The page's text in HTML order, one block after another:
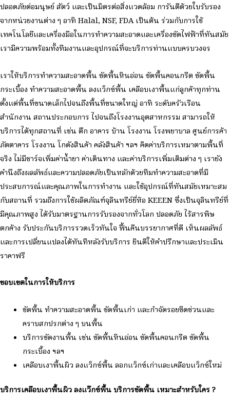
ปลอดภัยต่อมนุษย์ สัตว์ และเป็นมิตรต่อสิ่งแวดล้อม การันตีด้วยใบรับรอง
จากหน่วยงานต่าง ๆ อาทิ Halal, NSF, FDA เป็นต้น ร่วมกับการใช้
เทคโนโลยีและเครื่องมือในการทำความสะอาดและเครื่องขัดไฟฟ้าที่ทันสมัย
เรามีความพร้อมทั้งทีมงานและอุปกรณ์ที่จะบริการท่านแบบครบวงจร
เราให้บริการทำความสะอาดพื้น ขัดพื้นหินอ่อน ขัดพื้นคอนกรีต ขัดพื้น
กระเบื้อง ทำความสะอาดพื้น ลงแว็กซ์พื้น เคลือบเงาพื้นแก่ลูกค้าทุกท่าน
ตั้งแต่พื้นที่ขนาดเล็กไปจนถึงพื้นที่ขนาดใหญ่ อาทิ ระดับครัวเรือน
สำนักงาน สถานประกอบการ ไปจนถึงโรงงานอุตสาหกรรม สามารถให้
บริการได้ทุกสถานที่ เช่น ตึก อาคาร บ้าน โรงงาน โรงพยาบาล ศูนย์การค้า
ภัตตาคาร โรงงาน โกดังสินค้า คลังสินค้า ฯลฯ คิดค่าบริการเหมาตามพื้นที่
จริง ไม่มีชาร์จเพิ่มค่าน้ำยา ค่าเดินทาง และค่าบริการเพิ่มเติมต่าง ๆ เรายัง
คำนึงถึงผลลัพธ์และความปลอดภัยเป็นหลักด้วยทีมทำความสะอาดที่มี
ประสบการณ์และคุณภาพในการทำงาน และใช้อุปกรณ์ที่ทันสมัยเหมาะสม
กับสถานที่ รวมถึงการใช้ผลิตภัณฑ์จุลินทรีย์ยี่ห้อ KEEEN ซึ่งเป็นจุลินทรีย์ที่
มีคุณภาพสูง ได้รับมาตรฐานการรับรองจากทั่วโลก ปลอดภัย ไร้สารพิษ
ตกค้าง รับประกันบริการรวดเร็วทันใจ ฟื้นคืนบรรยากาศที่ดี เห็นผลลัพธ์
และการเปลี่ยนแปลงได้ทันทีหลังรับบริการ ยินดีให้คำปรึกษาและประเมิน
ราคาฟรี
ขอบเขตในการให้บริการ
ขัดพื้น ทำความสะอาดพื้น ขัดพื้นเก่า และกำจัดรอยขีดข่วนและ
คราบสกปรกต่าง ๆ บนพื้น
บริการขัดงานพื้น เช่น ขัดพื้นหินอ่อน ขัดพื้นคอนกรีต ขัดพื้น
กระเบื้อง ฯลฯ
เคลือบเงาพื้นผิว ลงแว็กซ์พื้น ลอกแว็กซ์เก่าและเคลือบแว็กซ์ใหม่
บริการเคลือบเงาพื้นผิว ลงแว๊กซ์พื้น บริการขัดพื้น เหมาะสำหรับใคร ?